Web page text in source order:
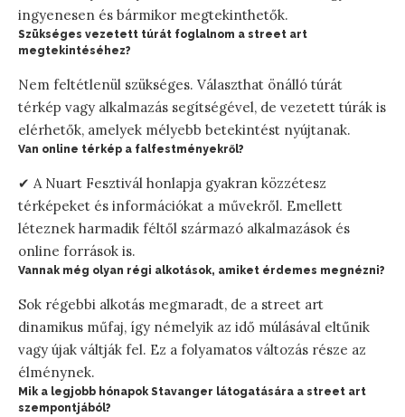
ingyenesen és bármikor megtekinthetők.
Szükséges vezetett túrát foglalnom a street art
megtekintéséhez?
Nem feltétlenül szükséges. Választhat önálló túrát
térkép vagy alkalmazás segítségével, de vezetett túrák is
elérhetők, amelyek mélyebb betekintést nyújtanak.
Van online térkép a falfestményekről?
✔ A Nuart Fesztivál honlapja gyakran közzétesz
térképeket és információkat a művekről. Emellett
léteznek harmadik féltől származó alkalmazások és
online források is.
Vannak még olyan régi alkotások, amiket érdemes megnézni?
Sok régebbi alkotás megmaradt, de a street art
dinamikus műfaj, így némelyik az idő múlásával eltűnik
vagy újak váltják fel. Ez a folyamatos változás része az
élménynek.
Mik a legjobb hónapok Stavanger látogatására a street art
szempontjából?